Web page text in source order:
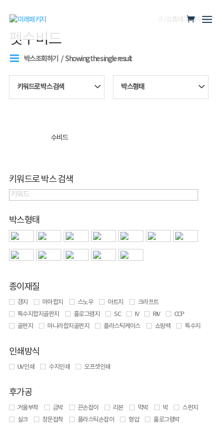
/ 상품 태그 “펫수비드”
펫수비드
박스조회하기 Showing the single result
키워드로 박스 검색 박스형태
수비드
키워드로 박스 검색
박스형태
종이재질
갱지 마마합지 스노우 아트지
크라프트
특수지합지골판지
홀로그램지 SC IV RIV
CCP
골판지
마니라합지골판지 플라스틱케이스 쇼핑백 특수지
인쇄방식
UV 인쇄 수지인쇄 오프셋인쇄
후가공
거울부착 금박 끈손잡이 리본 먹박 박
스펀지
실크
창문접착 플라스틱손잡이 형압 홀로그램박